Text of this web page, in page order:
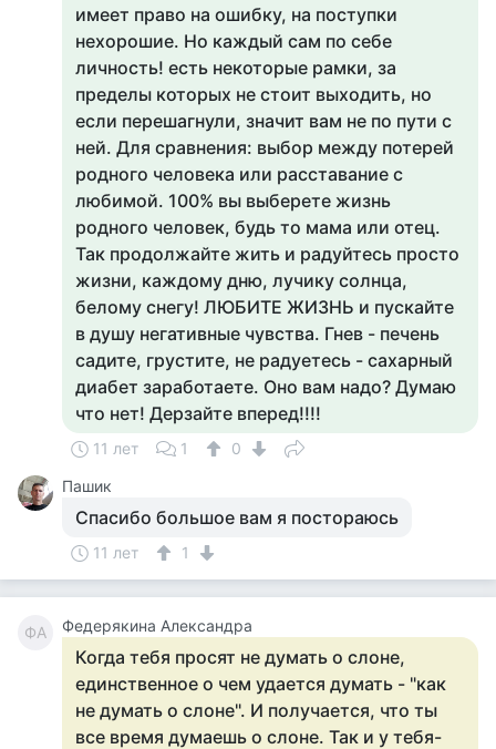
имеет право на ошибку, на поступки
нехорошие. Но каждый сам по себе
личность! есть некоторые рамки, за
пределы которых не стоит выходить, но
если перешагнули, значит вам не по пути с
ней. Для сравнения: выбор между потерей
родного человека или расставание с
любимой. 100% вы выберете жизнь
родного человек, будь то мама или отец.
Так продолжайте жить и радуйтесь просто
жизни, каждому дню, лучику солнца,
белому снегу! ЛЮБИТЕ ЖИЗНЬ и пускайте
в душу негативные чувства. Гнев - печень
садите, грустите, не радуетесь - сахарный
диабет заработаете. Оно вам надо? Думаю
что нет! Дерзайте вперед!!!!
11 лет 1
0
Пашик
Спасибо большое вам я постораюсь
11 лет 1
ФА Федерякина Александра
Когда тебя просят не думать о слоне,
единственное о чем удается думать - "как
не думать о слоне". И получается, что ты
все время думаешь о слоне. Так и у тебя-